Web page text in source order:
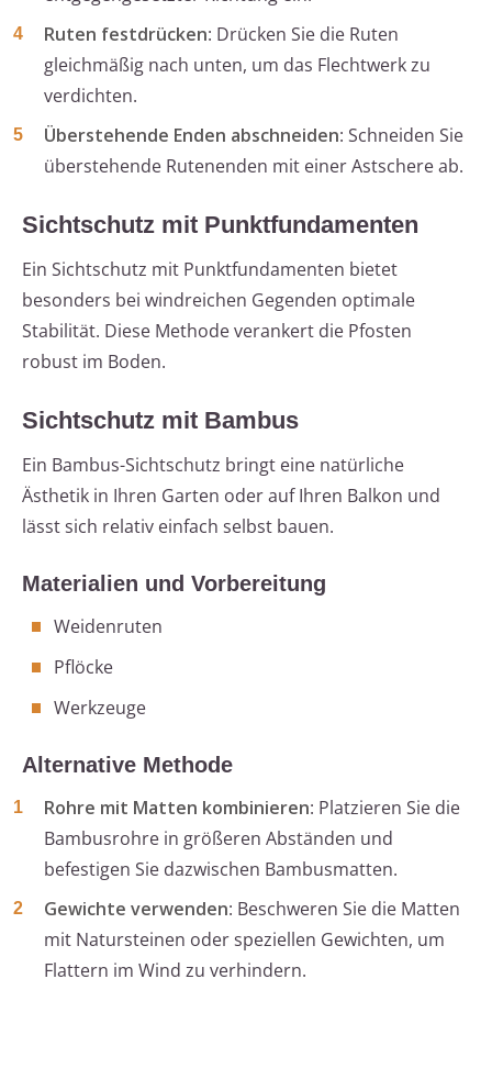
Ruten festdrücken: Drücken Sie die Ruten
gleichmäßig nach unten, um das Flechtwerk zu
verdichten.
Überstehende Enden abschneiden: Schneiden Sie
überstehende Rutenenden mit einer Astschere ab.
Sichtschutz mit Punktfundamenten
Ein Sichtschutz mit Punktfundamenten bietet
besonders bei windreichen Gegenden optimale
Stabilität. Diese Methode verankert die Pfosten
robust im Boden.
Sichtschutz mit Bambus
Ein Bambus-Sichtschutz bringt eine natürliche
Ästhetik in Ihren Garten oder auf Ihren Balkon und
lässt sich relativ einfach selbst bauen.
Materialien und Vorbereitung
Weidenruten
Pflöcke
Werkzeuge
Alternative Methode
Rohre mit Matten kombinieren: Platzieren Sie die
Bambusrohre in größeren Abständen und
befestigen Sie dazwischen Bambusmatten.
Gewichte verwenden: Beschweren Sie die Matten
mit Natursteinen oder speziellen Gewichten, um
Flattern im Wind zu verhindern.